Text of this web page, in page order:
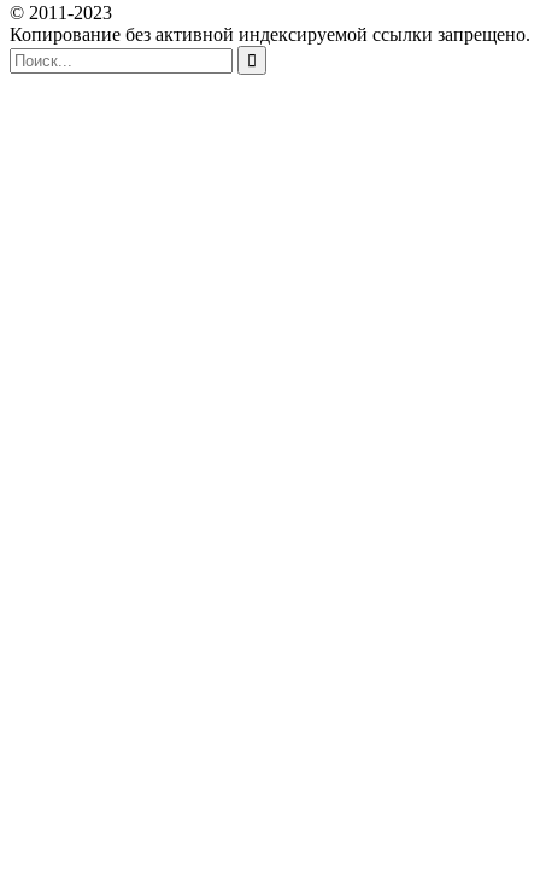
© 2011-2023
Копирование без активной индексируемой ссылки запрещено.